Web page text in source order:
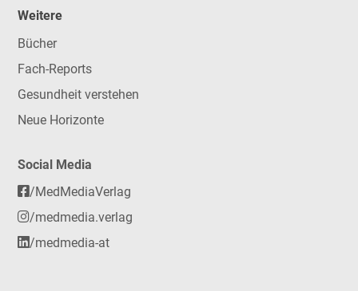
Weitere
Bücher
Fach-Reports
Gesundheit verstehen
Neue Horizonte
Social Media
/MedMediaVerlag
/medmedia.verlag
/medmedia-at